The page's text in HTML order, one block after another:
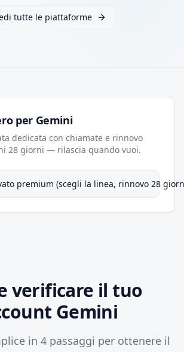
tutte le piattaforme
per Gemini
dedicata con chiamate e rinnovo
28 giorni — rilascia quando vuoi.
premium (scegli la linea, rinnovo 28
verificare il tuo
Gemini
in 4 passaggi per ottenere il